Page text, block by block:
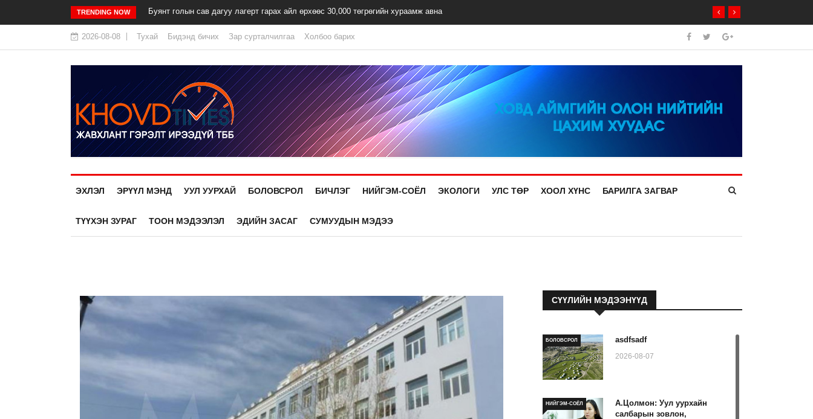
TRENDING NOW Буянт голын сав дагуу лагерт гарах айл өрхөөс 30,000 төгрөгийн хураамж авна
2026-08-08 Тухай Бидэнд бичих Зар сурталчилгаа Холбоо барих
ЭХЛЭЛ ЭРҮҮЛ МЭНД УУЛ УУРХАЙ БОЛОВСРОЛ БИЧЛЭГ НИЙГЭМ-СОЁЛ ЭКОЛОГИ УЛС ТӨР ХООЛ ХҮНС БАРИЛГА ЗАГВАР
ТҮҮХЭН ЗУРАГ ТООН МЭДЭЭЛЭЛ ЭДИЙН ЗАСАГ СУМУУДЫН МЭДЭЭ
СҮҮЛИЙН МЭДЭЭНҮҮД
БОЛОВСРОЛ asdfsadf
2026-08-07
НИЙГЭМ-СОЁЛ
А.Цолмон: Уул уурхайн
салбарын зовлон,